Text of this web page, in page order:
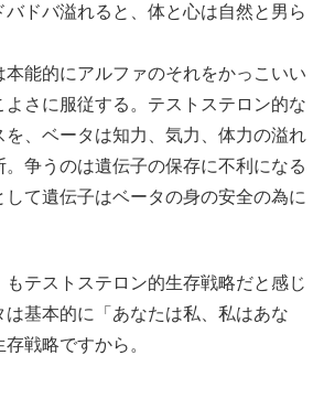
ドバ溢れると、体と心は自然と男ら
本能的にアルファのそれをかっこいい
よさに服従する。テストステロン的な
を、ベータは知力、気力、体力の溢れ
。争うのは遺伝子の保存に不利になる
て遺伝子はベータの身の安全の為に
もテストステロン的生存戦略だと感じ
は基本的に「あなたは私、私はあな
戦略ですから。